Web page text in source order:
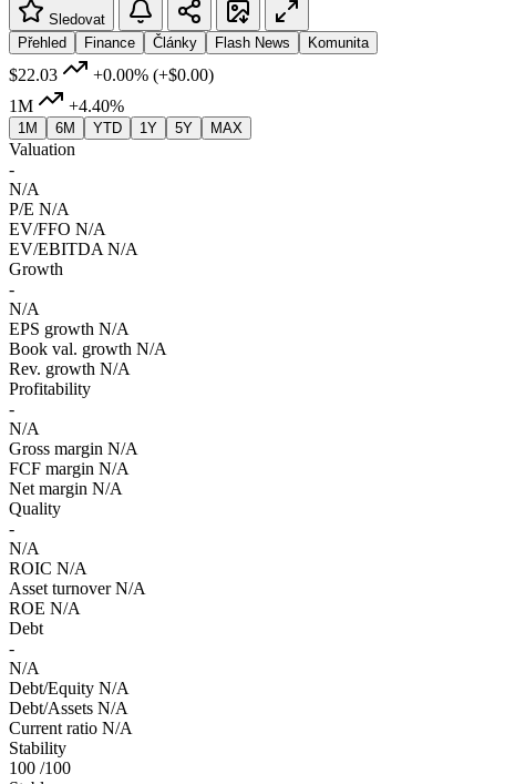
Sledovat
Přehled
Finance Články Flash News Komunita
$22.03 +0.00% (+$0.00)
1M
+4.40%
1M 6M YTD 1Y 5Y MAX
Valuation
-
N/A
P/E N/A
EV/FFO N/A
EV/EBITDA N/A
Growth
-
N/A
EPS growth N/A
Book val. growth N/A
Rev. growth N/A
Profitability
-
N/A
Gross margin N/A
FCF margin N/A
Net margin N/A
Quality
-
N/A
ROIC N/A
Asset turnover N/A
ROE N/A
Debt
-
N/A
Debt/Equity N/A
Debt/Assets N/A
Current ratio N/A
Stability
100 /100